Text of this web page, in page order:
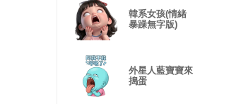
韓系女孩(情緒
暴躁無字版)
外星人藍寶寶來
搗蛋